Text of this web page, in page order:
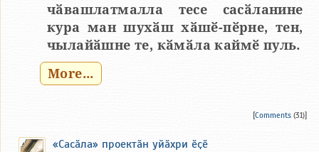
чӑвашлатмалла тесе сасӑланине
кура ман шухӑш хӑшӗ-пӗрне, тен,
чылайӑшне те, кӑмӑла каймӗ пуль.
More...
[Comments (31)]
«Сасӑла» проектӑн уйӑхри ӗҫӗ